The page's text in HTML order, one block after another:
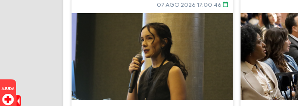
07 AGO 2026 17:00:46 calendar_today